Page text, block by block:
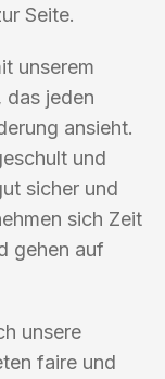
Seite.
unserem
das jeden
ansieht.
und
sicher und
sich Zeit
gehen auf
unsere
faire und